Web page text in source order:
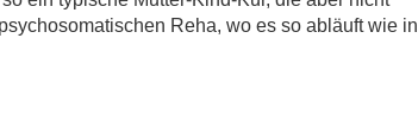
Reha, wo es so abläuft wie in